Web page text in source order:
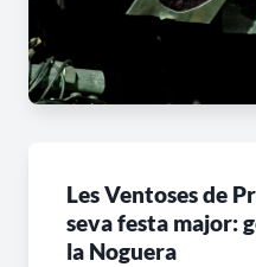
Les Ventoses de
seva festa major:
la Noguera